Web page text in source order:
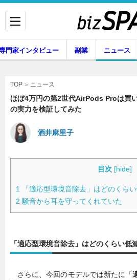
グルメ
暮らし
門家インタビュー 副業 ニュース
TOP ニュース
ほぼ4万円の第2世代AirPods Proは買
の実力を検証してみた
酒井麻里子
目次 [hide]
1
「適応型環境音除去」はどのくら
2 騒音から耳を守ってくれていた
「適応型環境音除去」はどのくらい低
さらに、今回のモデルでは新たに「